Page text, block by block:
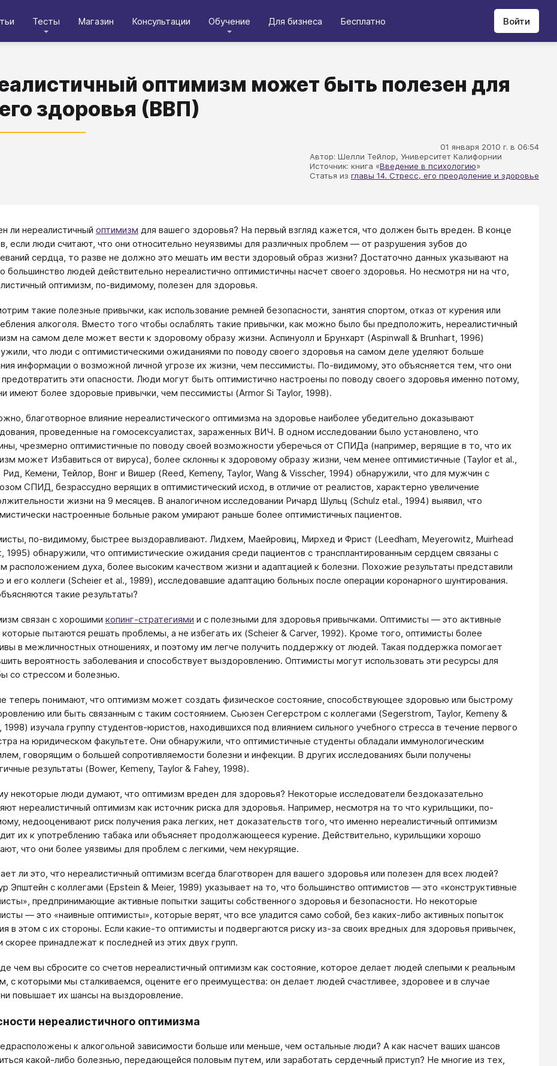
Тесты Магазин Консультации Обучение Для бизнеса Бесплатно Войти
оптимизм может быть полезен для
здоровья (ВВП)
01 января 2010 г. в 06:54
Автор: Шелли Тейлор, Университет Калифорнии
Источник: книга «Введение в психологию»
Статья из главы 14. Стресс, его преодоление и здоровье
ли нереалистичный оптимизм для вашего здоровья? На первый взгляд кажется, что должен быть вреден. В конце
если люди считают, что они относительно неуязвимы для различных проблем — от разрушения зубов до
сердца, то разве не должно это мешать им вести здоровый образ жизни? Достаточно данных указывают на
большинство людей действительно нереалистично оптимистичны насчет своего здоровья. Но несмотря ни на что,
оптимизм, по-видимому, полезен для здоровья.
такие полезные привычки, как использование ремней безопасности, занятия спортом, отказ от курения или
алкоголя. Вместо того чтобы ослаблять такие привычки, как можно было бы предположить, нереалистичный
на самом деле может вести к здоровому образу жизни. Аспинуолл и Брунхарт (Aspinwall & Brunhart, 1996)
что люди с оптимистическими ожиданиями по поводу своего здоровья на самом деле уделяют больше
информации о возможной личной угрозе их жизни, чем пессимисты. По-видимому, это объясняется тем, что они
предотвратить эти опасности. Люди могут быть оптимистично настроены по поводу своего здоровья именно потому,
имеют более здоровые привычки, чем пессимисты (Armor Si Taylor, 1998).
благотворное влияние нереалистического оптимизма на здоровье наиболее убедительно доказывают
проведенные на гомосексуалистах, зараженных ВИЧ. В одном исследовании было установлено, что
чрезмерно оптимистичные по поводу своей возможности уберечься от СПИДа (например, верящие в то, что их
может Избавиться от вируса), более склонны к здоровому образу жизни, чем менее оптимистичные (Taylor et al.,
Рид, Кемени, Тейлор, Вонг и Вишер (Reed, Kemeny, Taylor, Wang & Visscher, 1994) обнаружили, что для мужчин с
СПИД, безрассудно верящих в оптимистический исход, в отличие от реалистов, характерно увеличение
жизни на 9 месяцев. В аналогичном исследовании Ричард Шульц (Schulz etal., 1994) выявил, что
настроенные больные раком умирают раньше более оптимистичных пациентов.
по-видимому, быстрее выздоравливают. Лидхем, Маейровиц, Мирхед и Фрист (Leedham, Meyerowitz, Muirhead
1995) обнаружили, что оптимистические ожидания среди пациентов с трансплантированным сердцем связаны с
расположением духа, более высоким качеством жизни и адаптацией к болезни. Похожие результаты представили
и его коллеги (Scheier et al., 1989), исследовавшие адаптацию больных после операции коронарного шунтирования.
такие результаты?
связан с хорошими копинг-стратегиями и с полезными для здоровья привычками. Оптимисты — это активные
пытаются решать проблемы, а не избегать их (Scheier & Carver, 1992). Кроме того, оптимисты более
в межличностных отношениях, и поэтому им легче получить поддержку от людей. Такая поддержка помогает
вероятность заболевания и способствует выздоровлению. Оптимисты могут использовать эти ресурсы для
со стрессом и болезнью.
теперь понимают, что оптимизм может создать физическое состояние, способствующее здоровью или быстрому
или быть связанным с таким состоянием. Сьюзен Сегерстром с коллегами (Segerstrom, Taylor, Kemeny &
1998) изучала группу студентов-юристов, находившихся под влиянием сильного учебного стресса в течение первого
на юридическом факультете. Они обнаружили, что оптимистичные студенты обладали иммунологическим
говорящим о большей сопротивляемости болезни и инфекции. В других исследованиях были получены
результаты (Bower, Kemeny, Taylor & Fahey, 1998).
некоторые люди думают, что оптимизм вреден для здоровья? Некоторые исследователи бездоказательно
нереалистичный оптимизм как источник риска для здоровья. Например, несмотря на то что курильщики, по-
недооценивают риск получения рака легких, нет доказательств того, что именно нереалистичный оптимизм
их к употреблению табака или объясняет продолжающееся курение. Действительно, курильщики хорошо
что они более уязвимы для проблем с легкими, чем некурящие.
ли это, что нереалистичный оптимизм всегда благотворен для вашего здоровья или полезен для всех людей?
Эпштейн с коллегами (Epstein & Meier, 1989) указывает на то, что большинство оптимистов — это «конструктивные
предпринимающие активные попытки защиты собственного здоровья и безопасности. Но некоторые
— это «наивные оптимисты», которые верят, что все уладится само собой, без каких-либо активных попыток
в этом с их стороны. Если какие-то оптимисты и подвергаются риску из-за своих вредных для здоровья привычек,
скорее принадлежат к последней из этих двух групп.
чем вы сбросите со счетов нереалистичный оптимизм как состояние, которое делает людей слепыми к реальным
с которыми мы сталкиваемся, оцените его преимущества: он делает людей счастливее, здоровее и в случае
повышает их шансы на выздоровление.
нереалистичного оптимизма
к алкогольной зависимости больше или меньше, чем остальные люди? А как насчет ваших шансов
какой-либо болезнью, передающейся половым путем, или заработать сердечный приступ? Не многие из тех,